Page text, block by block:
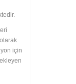
için